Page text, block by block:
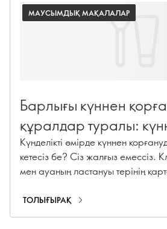
МАУСЫМДЫҚ МАҚАЛАЛАР
Барлығы күннен
құралдар туралы:
бойынша толық
Күнделікті өмірде күннен
кетесіз бе? Сіз жалғыз емессіз.
мен ауаның ластануы терінің
болуына және коллагеннің
мүмкін. Күннен қорғайтын
ТОЛЫҒЫРАҚ